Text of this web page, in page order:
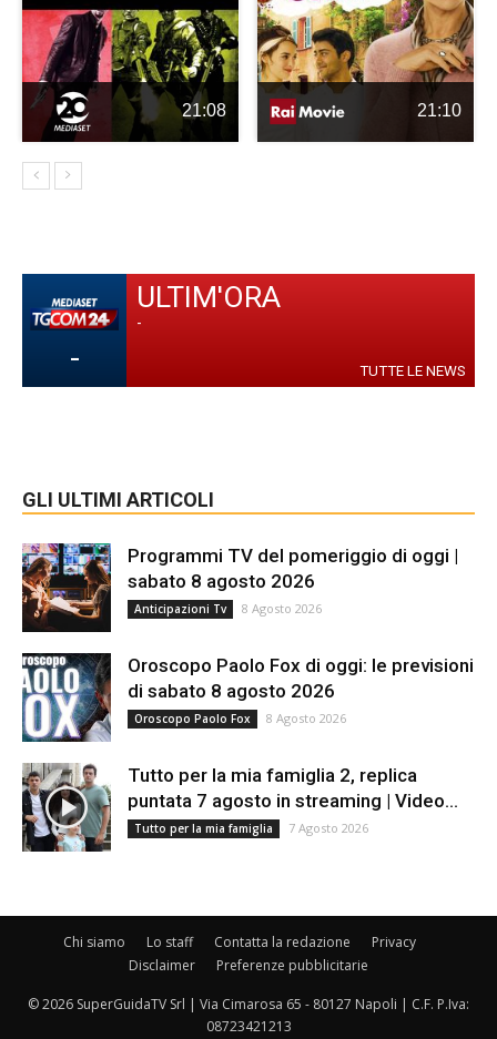
21:08 21:10
-
ULTIM'ORA
-
TUTTE LE NEWS
GLI ULTIMI ARTICOLI
Programmi TV del pomeriggio di oggi |
sabato 8 agosto 2026
Anticipazioni Tv 8 Agosto 2026
Oroscopo Paolo Fox di oggi: le previsioni
di sabato 8 agosto 2026
Oroscopo Paolo Fox 8 Agosto 2026
Tutto per la mia famiglia 2, replica
puntata 7 agosto in streaming | Video...
Tutto per la mia famiglia 7 Agosto 2026
Chi siamo Lo staff Contatta la redazione
Privacy
Disclaimer
Preferenze pubblicitarie
© 2026 SuperGuidaTV Srl | Via Cimarosa 65 - 80127 Napoli | C.F. P.Iva:
08723421213